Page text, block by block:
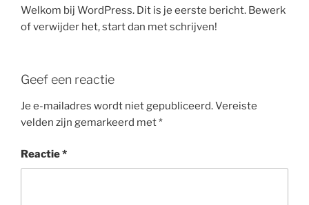
Welkom bij WordPress. Dit is je eerste bericht. Bewerk
of verwijder het, start dan met schrijven!
Geef een reactie
Je e-mailadres wordt niet gepubliceerd.Vereiste
velden zijn gemarkeerd met*
Reactie*